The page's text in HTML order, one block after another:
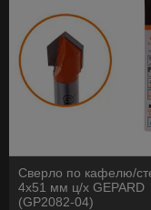
Сверло по кафелю/
4x51 мм ц/х GEPARD
(GP2082-04)